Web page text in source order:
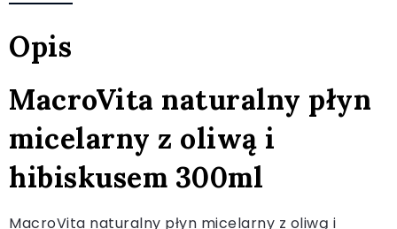
Opis
MacroVita naturalny płyn
micelarny z oliwą i
hibiskusem 300ml
MacroVita naturalny płyn micelarny z oliwą i